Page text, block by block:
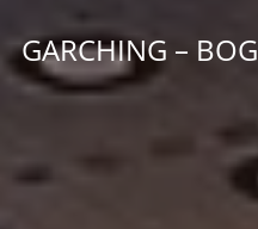
GARCHING –